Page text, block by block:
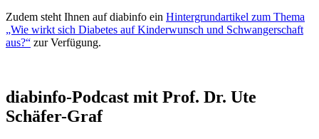
Zudem steht Ihnen auf diabinfo ein Hintergrundartikel zum Thema
„Wie wirkt sich Diabetes auf Kinderwunsch und Schwangerschaft
aus?“ zur Verfügung.
diabinfo-Podcast mit Prof. Dr. Ute
Schäfer-Graf